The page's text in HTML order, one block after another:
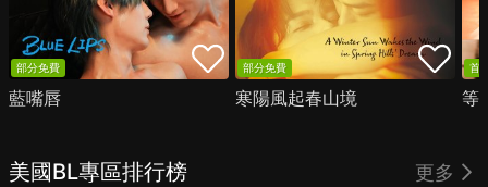
部分免費
藍嘴唇
部分免費
寒陽風起春山境
首
等
美國BL專區排行榜 更多